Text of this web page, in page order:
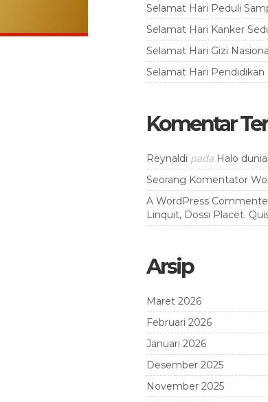
Selamat Hari Peduli
Selamat Hari Kanker
Selamat Hari Gizi
Selamat Hari
Komentar
Reynaldi pada Halo dunia!
Seorang Komentator
A WordPress
Linquit, Dossi Placet.
Arsip
Maret 2026
Februari 2026
Januari 2026
Desember 2025
November 2025